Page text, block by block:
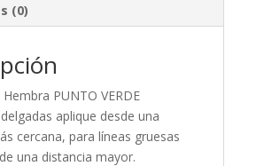
(0)
Hembra PUNTO VERDE
aplique desde una
cercana, para líneas gruesas
una distancia mayor.